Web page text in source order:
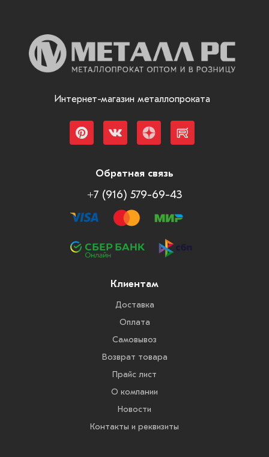
Интернет-магазин металлопроката
Обратная связь
+7 (916) 579-69-43
Клиентам
Доставка
Оплата
Самовывоз
Возврат товара
Прайс лист
О компании
Новости
Контакты и реквизиты